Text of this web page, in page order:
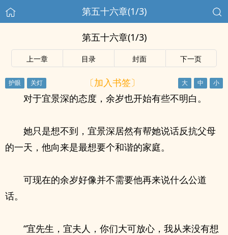
第五十六章(1/3)
第五十六章(1/3)
上一章 目录 封面 下一页
〔加入书签〕
对于宜景深的态度，余岁也开始有些不明白。
她只是想不到，宜景深居然有帮她说话反抗父母
的一天，他向来是最想要个和谐的家庭。
可现在的余岁好像并不需要他再来说什么公道
话。
“宜先生，宜夫人，你们大可放心，我从来没有想